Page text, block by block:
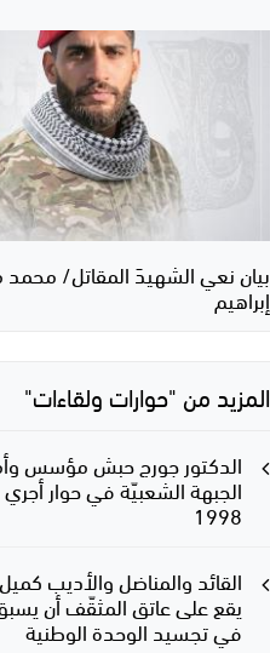
بيان نعي الشهيدَ المقاتل/
إبراهيم
المزيد من "حوارات ولقاءات"
الدكتور جورج حبش مؤسس
الجبهة الشعبيّة في حوار
1998
القائد والمناضل والأديب
يقع على عاتق المثقّف أن
في تجسيد الوحدة الوطنية